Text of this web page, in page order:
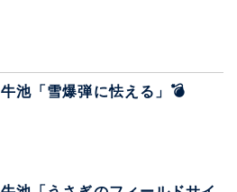
牛池「雪爆弾に怯える」💣